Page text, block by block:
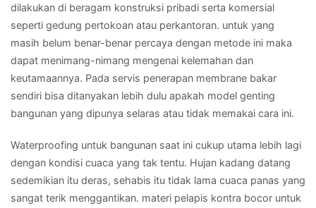
dilakukan di beragam konstruksi pribadi serta komersial
seperti gedung pertokoan atau perkantoran. untuk yang
masih belum benar-benar percaya dengan metode ini maka
dapat menimang-nimang mengenai kelemahan dan
keutamaannya. Pada servis penerapan membrane bakar
sendiri bisa ditanyakan lebih dulu apakah model genting
bangunan yang dipunya selaras atau tidak memakai cara ini.
Waterproofing untuk bangunan saat ini cukup utama lebih lagi
dengan kondisi cuaca yang tak tentu. Hujan kadang datang
sedemikian itu deras, sehabis itu tidak lama cuaca panas yang
sangat terik menggantikan. materi pelapis kontra bocor untuk